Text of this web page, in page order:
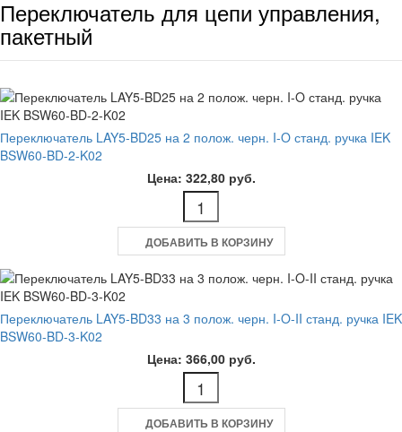
Переключатель для цепи управления,
пакетный
Переключатель LAY5-BD25 на 2 полож. черн. I-O станд. ручка IEK
BSW60-BD-2-K02
Цена: 322,80 руб.
ДОБАВИТЬ В КОРЗИНУ
Переключатель LAY5-BD33 на 3 полож. черн. I-O-II станд. ручка IEK
BSW60-BD-3-K02
Цена: 366,00 руб.
ДОБАВИТЬ В КОРЗИНУ